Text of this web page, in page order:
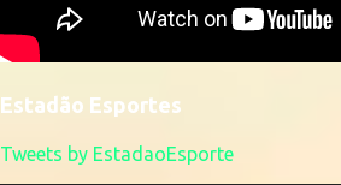
Estadão Esportes
Tweets by EstadaoEsporte